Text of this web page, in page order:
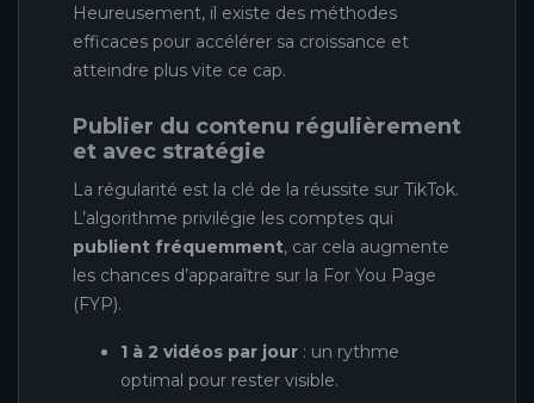
Heureusement, il existe des méthodes
efficaces pour accélérer sa croissance et
atteindre plus vite ce cap.
Publier du contenu régulièrement
et avec stratégie
La régularité est la clé de la réussite sur TikTok.
L’algorithme privilégie les comptes qui
publient fréquemment, car cela augmente
les chances d’apparaître sur la For You Page
(FYP).
1 à 2 vidéos par jour : un rythme
optimal pour rester visible.